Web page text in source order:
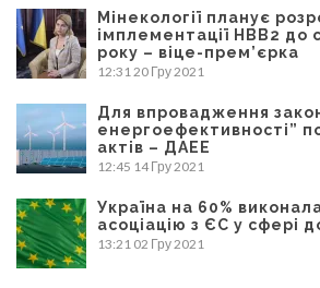
Мінекології планує
імплементації НВВ2 до
року – віце-прем’єрка
12:31 20 Гру 2021
Для впровадження
енергоефективності”
актів – ДАЕЕ
12:45 14 Гру 2021
Україна на 60%
асоціацію з ЄС у сфері
13:21 02 Гру 2021